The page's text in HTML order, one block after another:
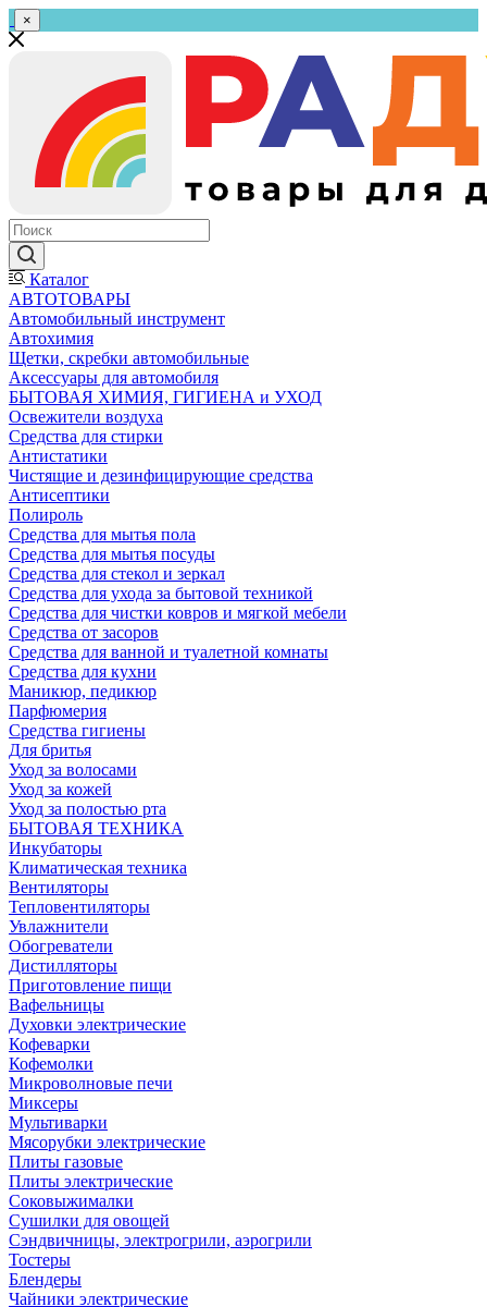
×
Каталог
АВТОТОВАРЫ
Автомобильный инструмент
Автохимия
Щетки, скребки автомобильные
Аксессуары для автомобиля
БЫТОВАЯ ХИМИЯ, ГИГИЕНА и УХОД
Освежители воздуха
Средства для стирки
Антистатики
Чистящие и дезинфицирующие средства
Антисептики
Полироль
Средства для мытья пола
Средства для мытья посуды
Средства для стекол и зеркал
Средства для ухода за бытовой техникой
Средства для чистки ковров и мягкой мебели
Средства от засоров
Средства для ванной и туалетной комнаты
Средства для кухни
Маникюр, педикюр
Парфюмерия
Средства гигиены
Для бритья
Уход за волосами
Уход за кожей
Уход за полостью рта
БЫТОВАЯ ТЕХНИКА
Инкубаторы
Климатическая техника
Вентиляторы
Тепловентиляторы
Увлажнители
Обогреватели
Дистилляторы
Приготовление пищи
Вафельницы
Духовки электрические
Кофеварки
Кофемолки
Микроволновые печи
Миксеры
Мультиварки
Мясорубки электрические
Плиты газовые
Плиты электрические
Соковыжималки
Сушилки для овощей
Сэндвичницы, электрогрили, аэрогрили
Тостеры
Блендеры
Чайники электрические